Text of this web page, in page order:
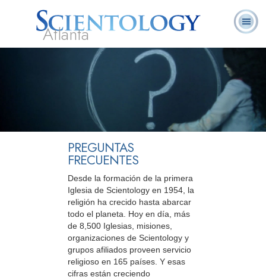
Atlanta
¿Qué es
Scientology?
Ministros
Voluntarios
Preguntas
Frecuentes
PREGUNTAS
FRECUENTES
Desde la formación de la primera
Iglesia de Scientology en 1954, la
religión ha crecido hasta abarcar
todo el planeta. Hoy en día, más
de 8,500 Iglesias, misiones,
organizaciones de Scientology y
grupos afiliados proveen servicio
religioso en 165 países. Y esas
cifras están creciendo